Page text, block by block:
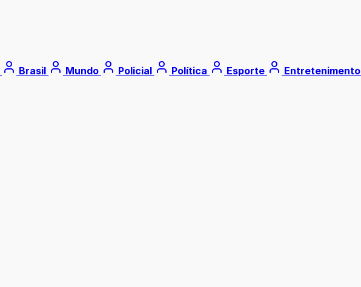
Brasil Mundo Policial Política Esporte Entretenimento